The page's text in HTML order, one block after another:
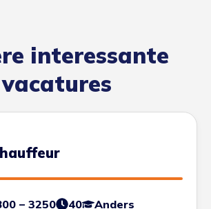
interessante
vacatures
– 3250 40
Anders